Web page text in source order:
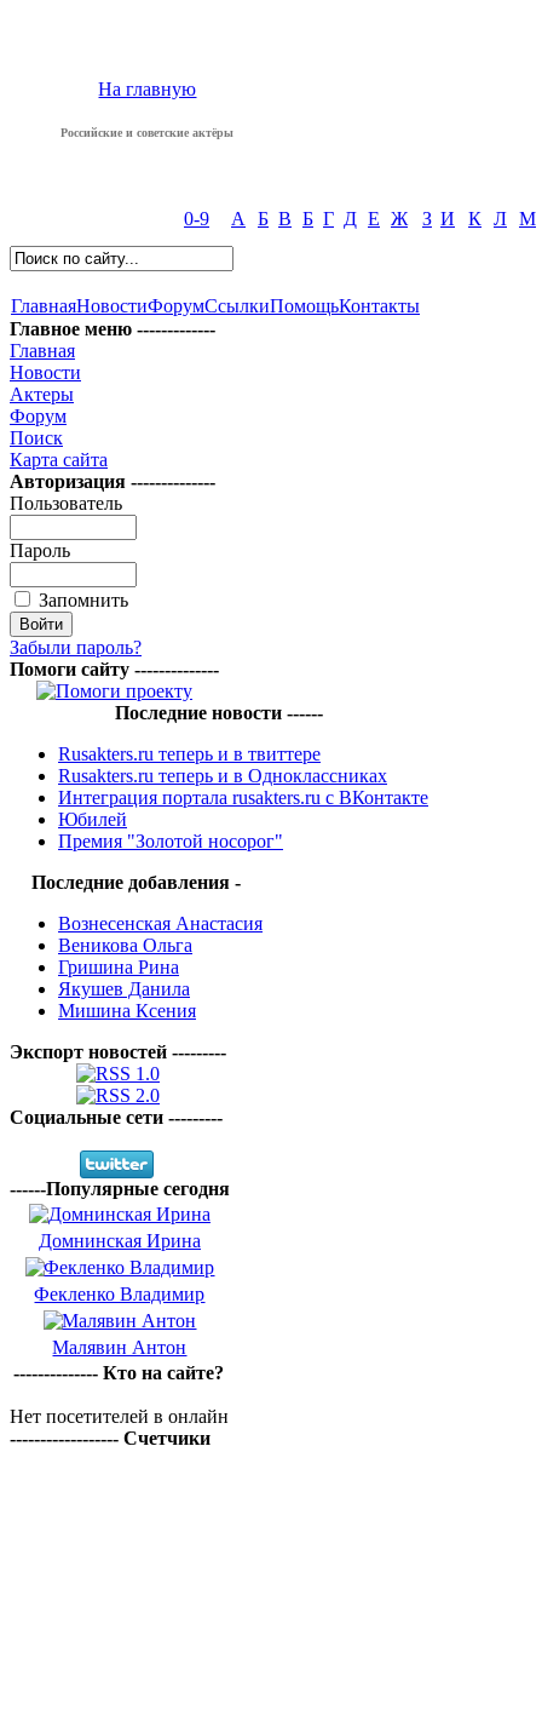
На главную
Российские и советские актёры
0-9 А Б В Б Г Д Е Ж З И К Л М
ГлавнаяНовостиФорумСсылкиПомощьКонтакты
Главное меню -------------
Главная
Новости
Актеры
Форум
Поиск
Карта сайта
Авторизация --------------
Пользователь
Пароль
Запомнить
Забыли пароль?
Помоги сайту --------------
Последние новости ------
Rusakters.ru теперь и в твиттере
Rusakters.ru теперь и в Одноклассниках
Интеграция портала rusakters.ru с ВКонтакте
Юбилей
Премия "Золотой носорог"
Последние добавления -
Вознесенская Анастасия
Веникова Ольга
Гришина Рина
Якушев Данила
Мишина Ксения
Экспорт новостей ---------
Социальные сети ---------
------Популярные сегодня
Домнинская Ирина
Фекленко Владимир
Малявин Антон
-------------- Кто на сайте?
Нет посетителей в онлайн
------------------ Счетчики